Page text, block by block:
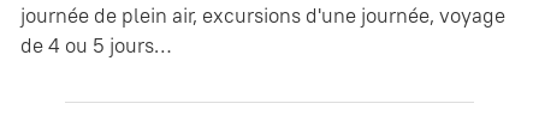
journée de plein air, excursions d'une journée, voyage
de 4 ou 5 jours…